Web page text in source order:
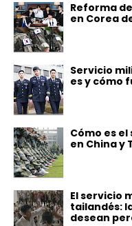
Reforma
en Corea
Servicio
es y cómo
Cómo es
en China y
El servicio
tailandés:
desean